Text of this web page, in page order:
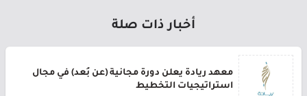
أخبار ذات صلة
معهد ريادة يعلن دورة مجانية (عن بُعد) في مجال
استراتيجيات التخطيط